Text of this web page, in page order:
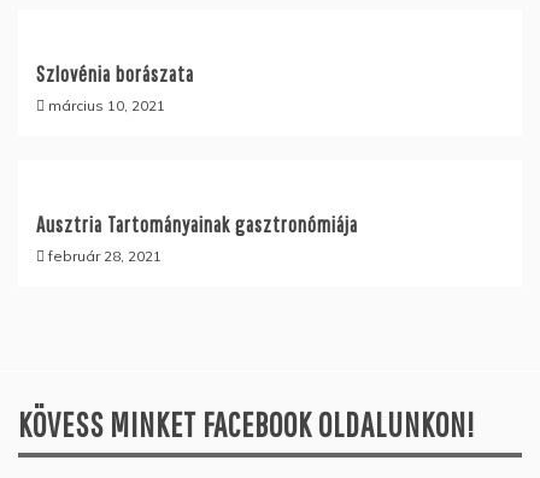
Szlovénia borászata
március 10, 2021
Ausztria Tartományainak gasztronómiája
február 28, 2021
KÖVESS MINKET FACEBOOK OLDALUNKON!